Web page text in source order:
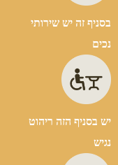
בסניף זה יש שירותי
נכים
יש בסניף הזה ריהוט
נגיש